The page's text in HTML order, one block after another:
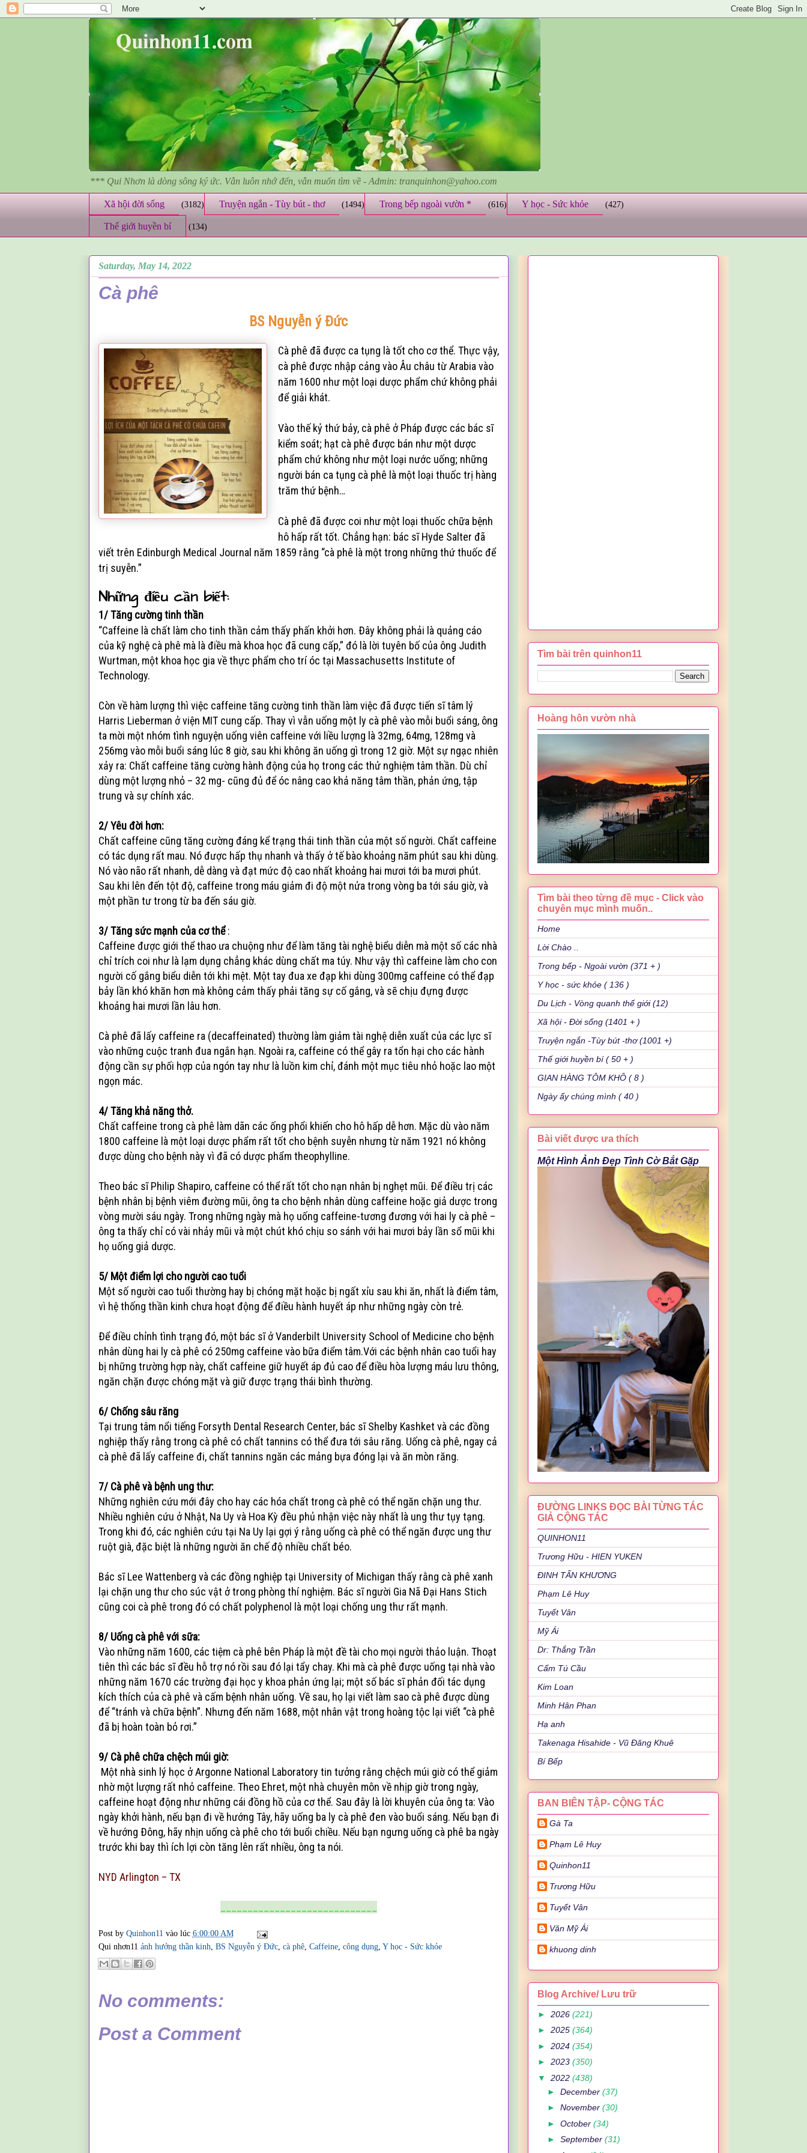
*** Qui Nhơn là dòng sông ký ức. Vẫn luôn nhớ đến, vẫn muốn tìm về - Admin: tranquinhon@yahoo.com
Xã hội đời sống (3182) Truyện ngắn - Tùy bút - thơ (1494) Trong bếp ngoài vườn * (616) Y học - Sức khỏe (427)
Thế giới huyền bí (134)
Saturday, May 14, 2022
Cà phê
BS Nguyễn ý Đức
Cà phê đã được ca tụng là tốt cho cơ thể. Thực vậy,
cà phê được nhập cảng vào Âu châu từ Arabia vào
năm 1600 như một loại dược phẩm chứ không phải
để giải khát.
Vào thế kỷ thứ bảy, cà phê ở Pháp được các bác sĩ
kiểm soát; hạt cà phê được bán như một dược
phẩm chứ không như một loại nước uống; những
người bán ca tụng cà phê là một loại thuốc trị hàng
trăm thứ bệnh…
Cà phê đã được coi như một loại thuốc chữa bệnh
hô hấp rất tốt. Chẳng hạn: bác sĩ Hyde Salter đã
viết trên Edinburgh Medical Journal năm 1859 rằng “cà phê là một trong những thứ thuốc để
trị suyễn.”
Những điều cần biết:
1/ Tăng cường tinh thần
“Caffeine là chất làm cho tinh thần cảm thấy phấn khởi hơn. Ðây không phải là quảng cáo
của kỹ nghệ cà phê mà là điều mà khoa học đã cung cấp,” đó là lời tuyên bố của ông Judith
Wurtman, một khoa học gia về thực phẩm cho trí óc tại Massachusetts Institute of
Technology.
Còn về hàm lượng thì việc caffeine tăng cường tinh thần làm việc đã được tiến sĩ tâm lý
Harris Lieberman ở viện MIT cung cấp. Thay vì vẫn uống một ly cà phê vào mỗi buổi sáng, ông
ta mời một nhóm tình nguyện uống viên caffeine với liều lượng là 32mg, 64mg, 128mg và
256mg vào mỗi buổi sáng lúc 8 giờ, sau khi không ăn uống gì trong 12 giờ. Một sự ngạc nhiên
xảy ra: Chất caffeine tăng cường hành động của họ trong các thử nghiệm tâm thần. Dù chỉ
dùng một lượng nhỏ – 32 mg- cũng đủ để óc nâng cao khả năng tâm thần, phản ứng, tập
trung và sự chính xác.
2/ Yêu đời hơn:
Chất caffeine cũng tăng cường đáng kể trạng thái tinh thần của một số người. Chất caffeine
có tác dụng rất mau. Nó được hấp thụ nhanh và thấy ở tế bào khoảng năm phút sau khi dùng.
Nó vào não rất nhanh, dễ dàng và đạt mức độ cao nhất khoảng hai mươi tới ba mươi phút.
Sau khi lên đến tột độ, caffeine trong máu giảm đi độ một nửa trong vòng ba tới sáu giờ, và
một phần tư trong từ ba đến sáu giờ.
3/ Tăng sức mạnh của cơ thể:
Caffeine được giới thể thao ưa chuộng như để làm tăng tài nghệ biểu diễn mà một số các nhà
chỉ trích coi như là lạm dụng chẳng khác dùng chất ma túy. Như vậy thì caffeine làm cho con
người cố gắng biểu diễn tới khi mệt. Một tay đua xe đạp khi dùng 300mg caffeine có thể đạp
bảy lần khó khăn hơn mà không cảm thấy phải tăng sự cố gắng, và sẽ chịu đựng được
khoảng hai mươi lần lâu hơn.
Cà phê đã lấy caffeine ra (decaffeinated) thường làm giảm tài nghệ diễn xuất của các lực sĩ
vào những cuộc tranh đua ngắn hạn. Ngoài ra, caffeine có thể gây ra tổn hại cho các hành
động cần sự phối hợp của ngón tay như là luồn kim chỉ, đánh một mục tiêu nhỏ hoặc lao một
ngọn mác.
4/ Tăng khả năng thở.
Chất caffeine trong cà phê làm dãn các ống phổi khiến cho hô hấp dễ hơn. Mặc dù vào năm
1800 caffeine là một loại dược phẩm rất tốt cho bệnh suyễn nhưng từ năm 1921 nó không
được dùng cho bệnh này vì đã có dược phẩm theophylline.
Theo bác sĩ Philip Shapiro, caffeine có thể rất tốt cho nạn nhân bị nghẹt mũi. Ðể điều trị các
bệnh nhân bị bệnh viêm đường mũi, ông ta cho bệnh nhân dùng caffeine hoặc giả dược trong
vòng mười sáu ngày. Trong những ngày mà họ uống caffeine-tương đương với hai ly cà phê –
ông ta thấy chỉ có vài nhảy mũi và một chút khó chịu so sánh với hai mươi bảy lần sổ mũi khi
họ uống giả dược.
5/ Một điểm lợi cho người cao tuổi
Một số người cao tuổi thường hay bị chóng mặt hoặc bị ngất xỉu sau khi ăn, nhất là điểm tâm,
vì hệ thống thần kinh chưa hoạt động để điều hành huyết áp như những ngày còn trẻ.
Ðể điều chỉnh tình trạng đó, một bác sĩ ở Vanderbilt University School of Medicine cho bệnh
nhân dùng hai ly cà phê có 250mg caffeine vào bữa điểm tâm.Với các bệnh nhân cao tuổi hay
bị những trường hợp này, chất caffeine giữ huyết áp đủ cao để điều hòa lượng máu lưu thông,
ngăn chặn được chóng mặt và giữ được trạng thái bình thường.
6/ Chống sâu răng
Tại trung tâm nổi tiếng Forsyth Dental Research Center, bác sĩ Shelby Kashket và các đồng
nghiệp thấy rằng trong cà phê có chất tannins có thể đưa tới sâu răng. Uống cà phê, ngay cả
cà phê đã lấy caffeine đi, chất tannins ngăn các mảng bựa đóng lại và ăn mòn răng.
7/ Cà phê và bệnh ung thư:
Những nghiên cứu mới đây cho hay các hóa chất trong cà phê có thể ngăn chặn ung thư.
Nhiều nghiên cứu ở Nhật, Na Uy và Hoa Kỳ đều phủ nhận việc này nhất là ung thư tụy tạng.
Trong khi đó, các nghiên cứu tại Na Uy lại gợi ý rằng uống cà phê có thể ngăn được ung thư
ruột già, đặc biệt là những người ăn chế độ nhiều chất béo.
Bác sĩ Lee Wattenberg và các đồng nghiệp tại University of Michigan thấy rằng cà phê xanh
lại chặn ung thư cho súc vật ở trong phòng thí nghiệm. Bác sĩ người Gia Nã Ðại Hans Stich
cũng coi cà phê trong đó có chất polyphenol là một loại chống ung thư rất mạnh.
8/ Uống cà phê với sữa:
Vào những năm 1600, các tiệm cà phê bên Pháp là một đề tài cho mọi người thảo luận. Thoạt
tiên thì các bác sĩ đều hỗ trợ nó rồi sau đó lại tẩy chay. Khi mà cà phê được uống tại nhà vào
những năm 1670 các trường đại học y khoa phản ứng lại; một số bác sĩ phản đối tác dụng
kích thích của cà phê và cấm bệnh nhân uống. Về sau, họ lại viết làm sao cà phê được dùng
để “tránh và chữa bệnh”. Nhưng đến năm 1688, một nhân vật trong hoàng tộc lại viết “cà phê
đã bị hoàn toàn bỏ rơi.”
9/ Cà phê chữa chệch múi giờ:
Một nhà sinh lý học ở Argonne National Laboratory tin tưởng rằng chệch múi giờ có thể giảm
nhờ một lượng rất nhỏ caffeine. Theo Ehret, một nhà chuyên môn về nhịp giờ trong ngày,
caffeine hoạt động như những cái đồng hồ của cơ thể. Sau đây là lời khuyên của ông ta: Vào
ngày khởi hành, nếu bạn đi về hướng Tây, hãy uống ba ly cà phê đen vào buổi sáng. Nếu bạn đi
về hướng Ðông, hãy nhịn uống cà phê cho tới buổi chiều. Nếu bạn ngưng uống cà phê ba ngày
trước khi bay thì ích lợi còn tăng lên rất nhiều, ông ta nói.
NYD Arlington – TX
Post by Quinhon11 vào lúc 6:00:00 AM
Qui nhơn11 ảnh hưởng thần kinh, BS Nguyễn ý Đức, cà phê, Caffeine, công dụng, Y học - Sức khỏe
No comments:
Post a Comment
Tìm bài trên quinhon11
Hoàng hôn vườn nhà
Tìm bài theo từng đề mục - Click vào
chuyên mục mình muốn..
Home
Lời Chào ..
Trong bếp - Ngoài vườn (371 + )
Y học - sức khỏe ( 136 )
Du Lịch - Vòng quanh thế giới (12)
Xã hội - Đời sống (1401 + )
Truyện ngắn -Tùy bút -thơ (1001 +)
Thế giới huyền bí ( 50 + )
GIAN HÀNG TÔM KHÔ ( 8 )
Ngày ấy chúng mình ( 40 )
Bài viết được ưa thích
Một Hình Ảnh Đẹp Tình Cờ Bắt Gặp
ĐƯỜNG LINKS ĐỌC BÀI TỪNG TÁC
GIẢ CỘNG TÁC
QUINHON11
Trương Hữu - HIEN YUKEN
ĐINH TẤN KHƯƠNG
Phạm Lê Huy
Tuyết Vân
Mỹ Ái
Dr: Thắng Trần
Cẩm Tú Cầu
Kim Loan
Minh Hân Phan
Hạ anh
Takenaga Hisahide - Vũ Đăng Khuê
Bí Bếp
BAN BIÊN TẬP- CỘNG TÁC
Gà Ta
Phạm Lê Huy
Quinhon11
Trương Hữu
Tuyết Vân
Văn Mỹ Ái
khuong dinh
Blog Archive/ Lưu trữ
► 2026 (221)
► 2025 (364)
► 2024 (354)
► 2023 (350)
▼ 2022 (438)
►December(37)
►November(30)
►October(34)
►September(31)